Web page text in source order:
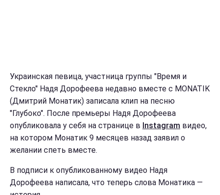
Украинская певица, участница группы "Время и
Стекло" Надя Дорофеева недавно вместе с MONATIK
(Дмитрий Монатик) записала клип на песню
"Глубоко". После премьеры Надя Дорофеева
опубликовала у себя на странице в Instagram видео,
на котором Монатик 9 месяцев назад заявил о
желании спеть вместе.
В подписи к опубликованному видео Надя
Дорофеева написала, что теперь слова Монатика —